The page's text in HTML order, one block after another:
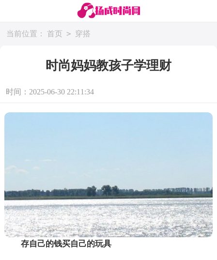
当前位置： 首页 > 穿搭
时尚妈妈教孩子学理财
时间：2025-06-30 22:11:34
存自己的钱买自己的玩具